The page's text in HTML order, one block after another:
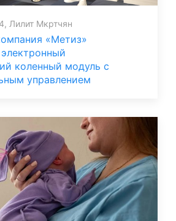
Лилит Мкртчян
«Метиз»
коленный модуль с
управлением